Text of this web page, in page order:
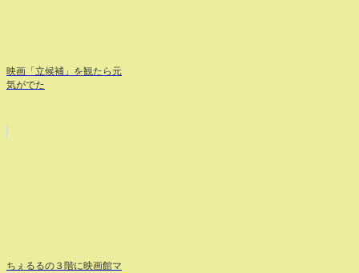
映画「立候補」を観たら元
気がでた
ちぇるるの３階に映画館マ